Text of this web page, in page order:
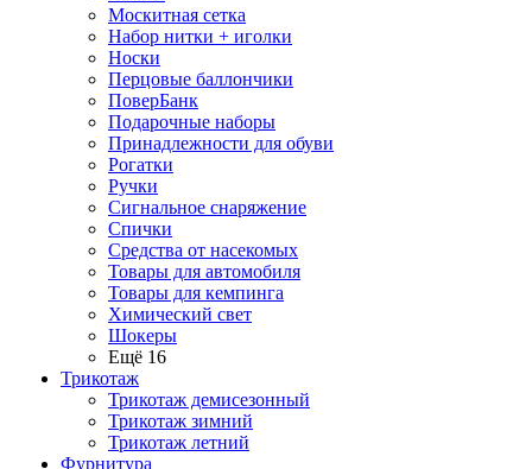
Москитная сетка
Набор нитки + иголки
Носки
Перцовые баллончики
ПоверБанк
Подарочные наборы
Принадлежности для обуви
Рогатки
Ручки
Сигнальное снаряжение
Спички
Средства от насекомых
Товары для автомобиля
Товары для кемпинга
Химический свет
Шокеры
Ещё 16
Трикотаж
Трикотаж демисезонный
Трикотаж зимний
Трикотаж летний
Фурнитура